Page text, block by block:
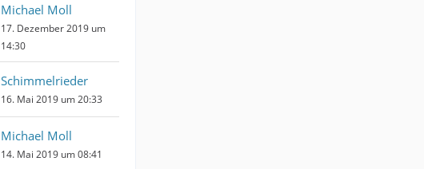
Michael Moll
17. Dezember 2019 um
14:30
Schimmelrieder
16. Mai 2019 um 20:33
Michael Moll
14. Mai 2019 um 08:41